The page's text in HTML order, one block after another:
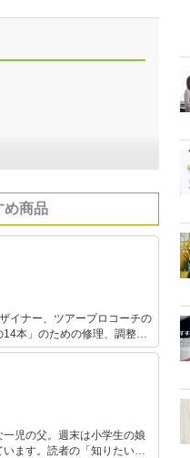
め商品
本」のための修理、調整、
なる」クラブの振り心地を
児の父。週末は小学生の娘
ます。読者の「知りたい」